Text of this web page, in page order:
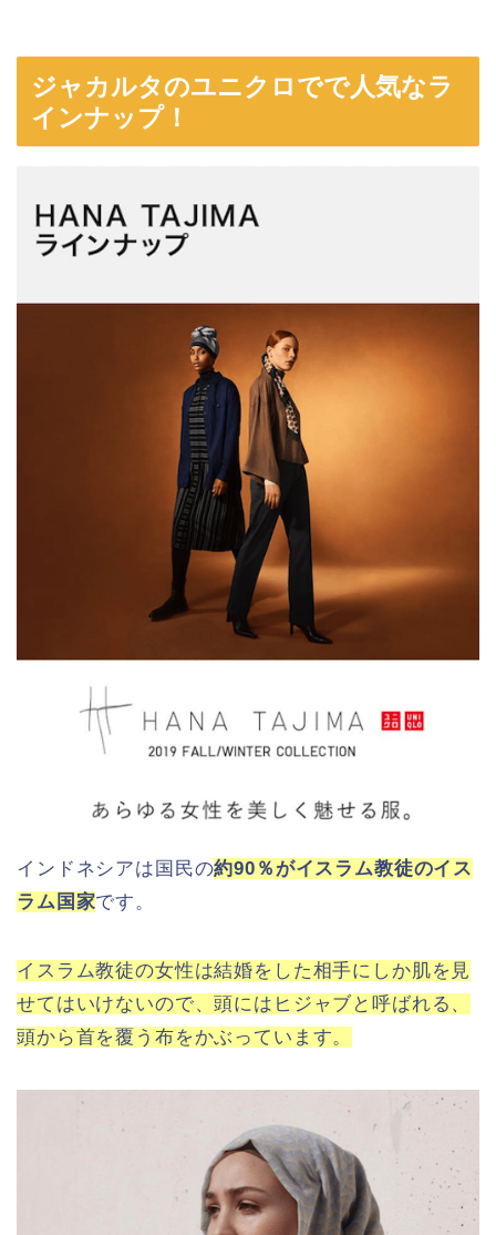
ジャカルタのユニクロでで人気なラ
インナップ！
インドネシアは国民の約90％がイスラム教徒のイス
ラム国家です。
イスラム教徒の女性は結婚をした相手にしか肌を見
せてはいけないので、頭にはヒジャブと呼ばれる、
頭から首を覆う布をかぶっています。